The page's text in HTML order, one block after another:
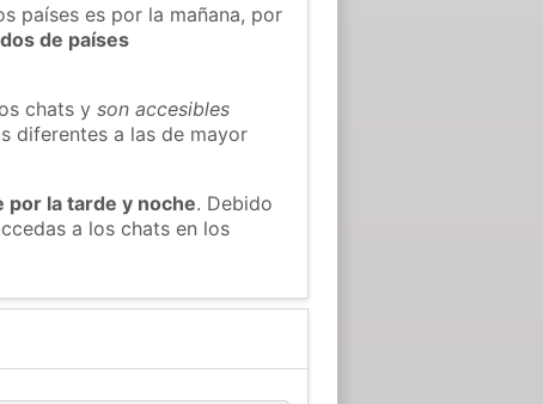
países es por la mañana, por
de países
chats yson accesibles
diferentes a las de mayor
por la tarde y noche. Debido
a los chats en los